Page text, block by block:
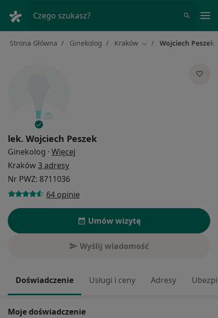
Czego szukasz?
Strona Główna Ginekolog Kraków Zmień miasto
Wojciech Peszek
lek. Wojciech Peszek
Ginekolog · Więcej
Kraków3 adresy
Nr PWZ: 8711036
64 opinie
Umów wizytę
Wyślij wiadomość
Doświadczenie Usługi i ceny Adresy
Moje doświadczenie